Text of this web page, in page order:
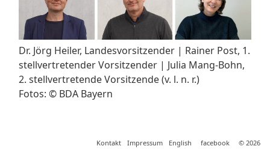
Dr. Jörg Heiler, Landesvorsitzender | Rainer Post, 1.
stellvertretender Vorsitzender | Julia Mang-Bohn,
2. stellvertretende Vorsitzende (v. l. n. r.)
Fotos: © BDA Bayern
Kontakt Impressum English facebook © 2026